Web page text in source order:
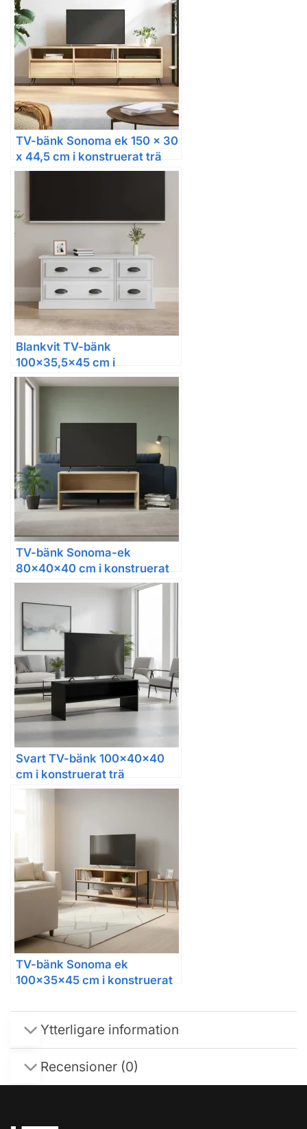
TV-bänk Sonoma ek 150 x 30
x 44,5 cm i konstruerat trä
Blankvit TV-bänk
100×35,5×45 cm i
konstruerat trä med 4 lådor
TV-bänk Sonoma-ek
80x40x40 cm i konstruerat
trä
Svart TV-bänk 100x40x40
cm i konstruerat trä
TV-bänk Sonoma ek
100x35x45 cm i konstruerat
Ytterligare information
Recensioner (0)